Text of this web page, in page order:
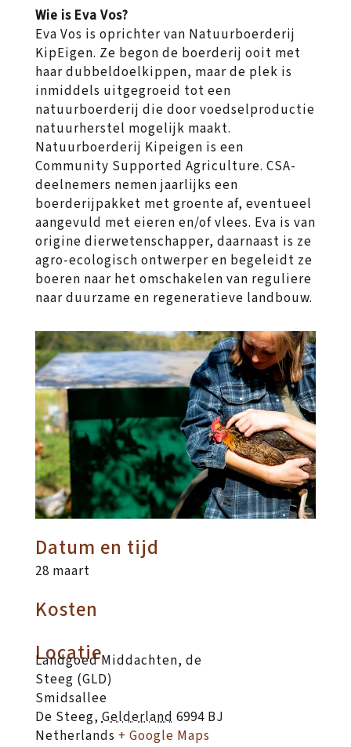
Wie is Eva Vos?
Eva Vos is oprichter van Natuurboerderij
KipEigen. Ze begon de boerderij ooit met
haar dubbeldoelkippen, maar de plek is
inmiddels uitgegroeid tot een
natuurboerderij die door voedselproductie
natuurherstel mogelijk maakt.
Natuurboerderij Kipeigen is een
Community Supported Agriculture. CSA-
deelnemers nemen jaarlijks een
boerderijpakket met groente af, eventueel
aangevuld met eieren en/of vlees. Eva is van
origine dierwetenschapper, daarnaast is ze
agro-ecologisch ontwerper en begeleidt ze
boeren naar het omschakelen van reguliere
naar duurzame en regeneratieve landbouw.
Datum en tijd
28 maart
Kosten
Locatie
Landgoed Middachten, de
Steeg (GLD)
Smidsallee
De Steeg, Gelderland 6994 BJ
Netherlands + Google Maps